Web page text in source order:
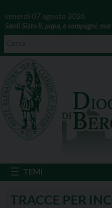
venerdì 07 agosto 2026
Santi Sisto II, papa, e compagni,
TRACCE PER